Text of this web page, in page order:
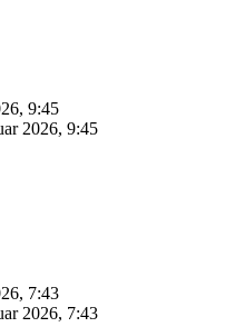
9:45
2026, 9:45
7:43
2026, 7:43